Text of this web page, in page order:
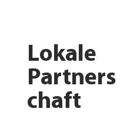
Lokale
Partners
chaft